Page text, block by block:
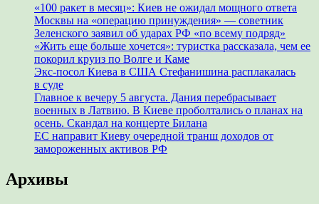
«100 ракет в месяц»: Киев не ожидал мощного ответа
Москвы на «операцию принуждения» — советник
Зеленского заявил об ударах РФ «по всему подряд»
«Жить еще больше хочется»: туристка рассказала, чем ее
покорил круиз по Волге и Каме
Экс-посол Киева в США Стефанишина расплакалась
в суде
Главное к вечеру 5 августа. Дания перебрасывает
военных в Латвию. В Киеве проболтались о планах на
осень. Скандал на концерте Билана
ЕС направит Киеву очередной транш доходов от
замороженных активов РФ
Архивы